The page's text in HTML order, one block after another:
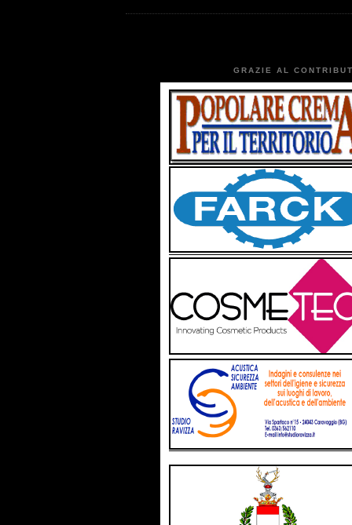
GRAZIE AL